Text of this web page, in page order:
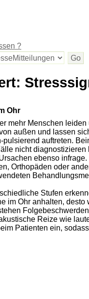
?
Ohr
mehr Menschen
außen und lassen
auftreten.
nicht
ebenso
Orthopäden oder
Stufen
im Ohr anhalten,
Reize wie
Patienten ein,